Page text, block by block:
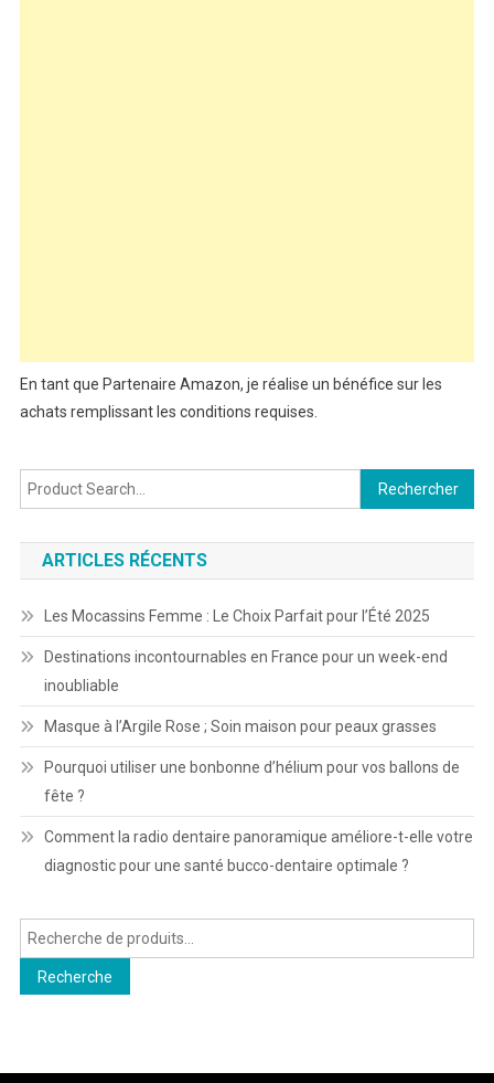
En tant que Partenaire Amazon, je réalise un bénéfice sur les
achats remplissant les conditions requises.
Rechercher :
ARTICLES RÉCENTS
Les Mocassins Femme : Le Choix Parfait pour l’Été 2025
Destinations incontournables en France pour un week-end
inoubliable
Masque à l’Argile Rose ; Soin maison pour peaux grasses
Pourquoi utiliser une bonbonne d’hélium pour vos ballons de
fête ?
Comment la radio dentaire panoramique améliore-t-elle votre
diagnostic pour une santé bucco-dentaire optimale ?
Recherche
pour :
Recherche